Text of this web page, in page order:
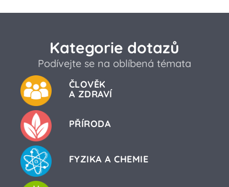
Kategorie dotazů
Podívejte se na oblíbená témata
ČLOVĚK
A ZDRAVÍ
PŘÍRODA
FYZIKA A CHEMIE